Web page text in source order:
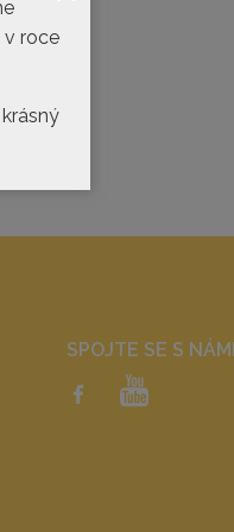
SPOJTE SE S NÁMI
v roce